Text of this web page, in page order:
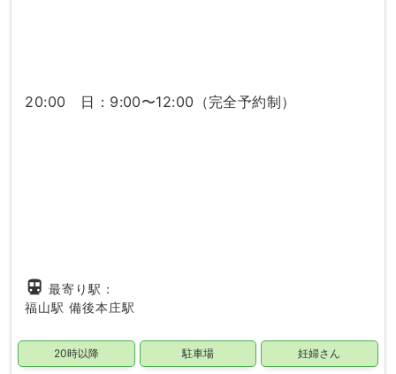
20:00 日：9:00〜12:00（完全予約制）
directions_subway 最寄り駅：
福山駅 備後本庄駅
20時以降 駐車場 妊婦さん